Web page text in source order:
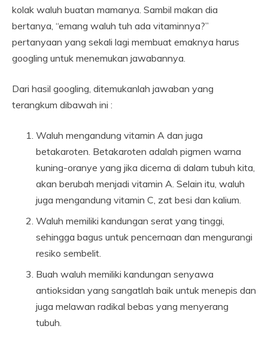
kolak waluh buatan mamanya. Sambil makan dia
bertanya, “emang waluh tuh ada vitaminnya?”
pertanyaan yang sekali lagi membuat emaknya harus
googling untuk menemukan jawabannya.
Dari hasil googling, ditemukanlah jawaban yang
terangkum dibawah ini :
Waluh mengandung vitamin A dan juga
betakaroten. Betakaroten adalah pigmen warna
kuning-oranye yang jika dicerna di dalam tubuh kita,
akan berubah menjadi vitamin A. Selain itu, waluh
juga mengandung vitamin C, zat besi dan kalium.
Waluh memiliki kandungan serat yang tinggi,
sehingga bagus untuk pencernaan dan mengurangi
resiko sembelit.
Buah waluh memiliki kandungan senyawa
antioksidan yang sangatlah baik untuk menepis dan
juga melawan radikal bebas yang menyerang
tubuh.